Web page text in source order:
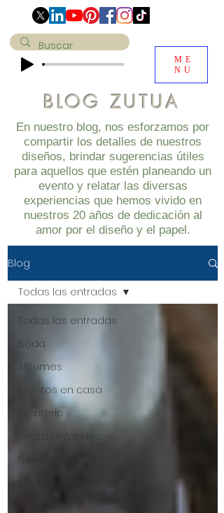
ME
NU
BLOG ZUTUA
En nuestro blog, nos esforzamos por
compartir los detalles de nuestros
diseños, brindar sugerencias útiles
para aquellos que estén planeando un
evento y relatar las diversas
experiencias que hemos vivido en
nuestros 20 años de dedicación al
amor por el diseño y el papel.
Blog
Todas las entradas
Boda
Álbumes
Eventos en casa
Escritorio
Fiestas infantiles
Navidad
Quince Años
Todas las entradas